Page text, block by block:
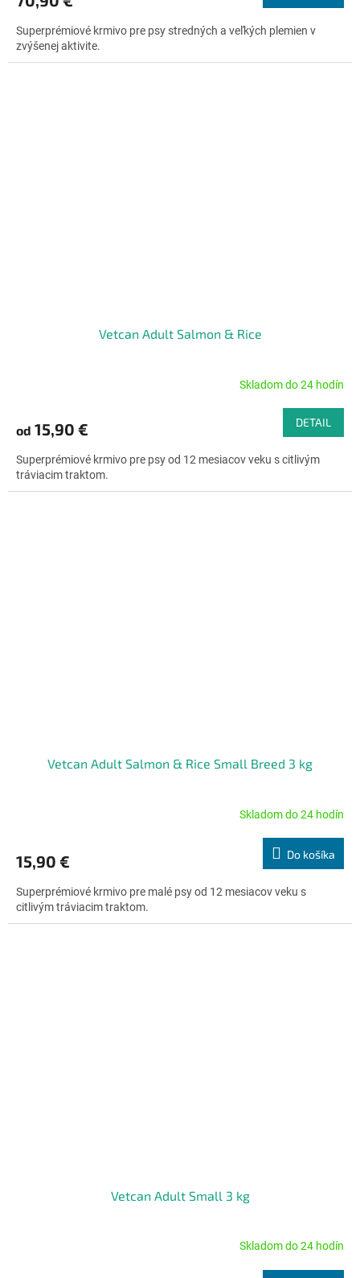
M
z
5
hviezdičiek.
Superprémiové krmivo pre psy stredných a veľkých plemien v
zvýšenej aktivite.
Vetcan Adult Salmon & Rice
je
z
5
hviezdičiek.
Skladom do 24 hodín
od 15,90 € DETAIL
Superprémiové krmivo pre psy od 12 mesiacov veku s citlivým
tráviacim traktom.
Vetcan Adult Salmon & Rice Small Breed 3 kg
je
z
5
hviezdičiek.
Skladom do 24 hodín
15,90 € Do košíka
Superprémiové krmivo pre malé psy od 12 mesiacov veku s
citlivým tráviacim traktom.
Vetcan Adult Small 3 kg
Skladom do 24 hodín